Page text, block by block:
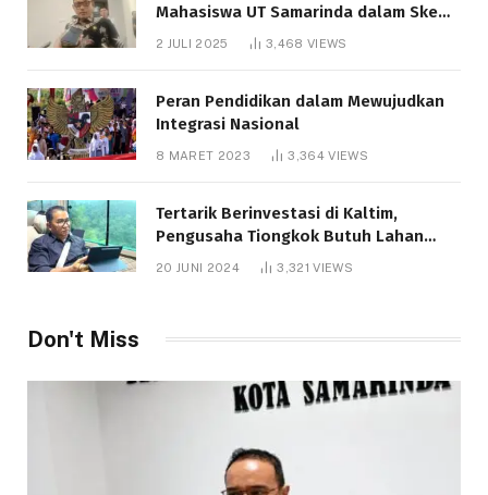
Mahasiswa UT Samarinda dalam Skema
Bantuan Pendidikan Gratispol
2 JULI 2025 3,468 VIEWS
Peran Pendidikan dalam Mewujudkan
Integrasi Nasional
8 MARET 2023 3,364VIEWS
Tertarik Berinvestasi di Kaltim,
Pengusaha Tiongkok Butuh Lahan
20 JUNI 2024 3,321VIEWS
Don't Miss